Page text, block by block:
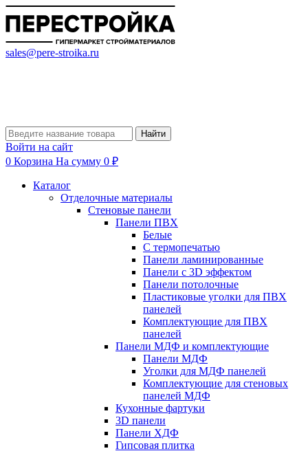
sales@pere-stroika.ru
Найти
Войти на сайт
0 Корзина На сумму 0 ₽
Каталог
Отделочные материалы
Стеновые панели
Панели ПВХ
Белые
С термопечатью
Панели ламинированные
Панели с 3D эффектом
Панели потолочные
Пластиковые уголки для ПВХ
панелей
Комплектующие для ПВХ
панелей
Панели МДФ и комплектующие
Панели МДФ
Уголки для МДФ панелей
Комплектующие для стеновых
панелей МДФ
Кухонные фартуки
3D панели
Панели ХДФ
Гипсовая плитка